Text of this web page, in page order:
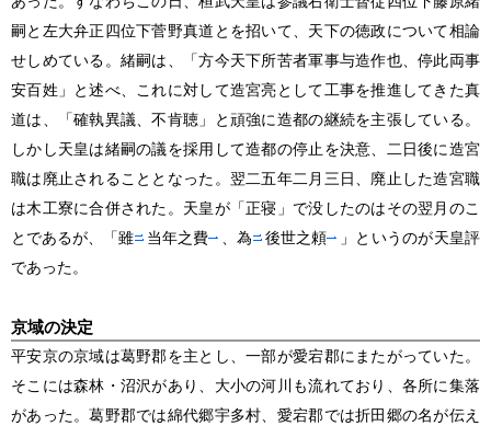
嗣と左大弁正四位下菅野真道とを招いて、天下の徳政について相論
せしめている。緒嗣は、「方今天下所苦者軍事与造作也、停此両事
安百姓」と述べ、これに対して造宮亮として工事を推進してきた真
道は、「確執異議、不肯聴」と頑強に造都の継続を主張している。
しかし天皇は緒嗣の議を採用して造都の停止を決意、二日後に造宮
職は廃止されることとなった。翌二五年二月三日、廃止した造宮職
は木工寮に合併された。天皇が「正寝」で没したのはその翌月のこ
とであるが、「雖
当年之費 、為 後世之頼
」というのが天皇評
であった。
京域の決定
平安京の京域は葛野郡を主とし、一部が愛宕郡にまたがっていた。
そこには森林・沼沢があり、大小の河川も流れており、各所に集落
があった。葛野郡では綿代郷宇多村、愛宕郡では折田郷の名が伝え